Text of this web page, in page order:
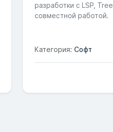
разработки с LSP,
совместной работой.
Категория: Софт